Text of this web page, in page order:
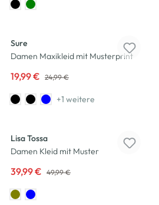
Sure
Damen Maxikleid mit Musterprint
19,99 € 24,99 €
+1 weitere
Lisa Tossa
Damen Kleid mit Muster
39,99 € 49,99 €